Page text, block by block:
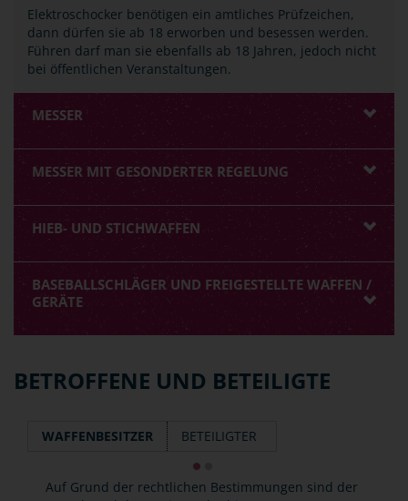
Elektroschocker benötigen ein amtliches Prüfzeichen,
dann dürfen sie ab 18 erworben und besessen werden.
Führen darf man sie ebenfalls ab 18 Jahren, jedoch nicht
bei öffentlichen Veranstaltungen.
MESSER
MESSER MIT GESONDERTER REGELUNG
HIEB- UND STICHWAFFEN
BASEBALLSCHLÄGER UND FREIGESTELLTE WAFFEN /
GERÄTE
BETROFFENE UND BETEILIGTE
WAFFENBESITZER BETEILIGTER
Auf Grund der rechtlichen Bestimmungen sind der